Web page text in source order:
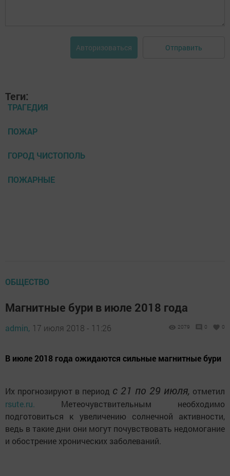
Авторизоваться Отправить
Теги:
ТРАГЕДИЯ
ПОЖАР
ГОРОД ЧИСТОПОЛЬ
ПОЖАРНЫЕ
ОБЩЕСТВО
Магнитные бури в июле 2018 года
admin, 17 июля 2018 - 11:26 2079 0 0
В июле 2018 года ожидаются сильные магнитные бури
Их прогнозируют в период с 21 по 29 июля, отметил
rsute.ru. Метеочувствительным необходимо
подготовиться к увеличению солнечной активности,
ведь в такие дни они могут почувствовать недомогание
и обострение хронических заболеваний.